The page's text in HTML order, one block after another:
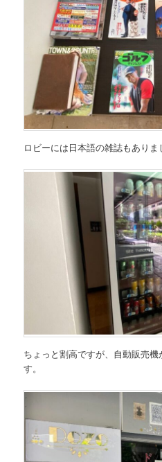
ロビーには日本語の雑誌もありま
ちょっと割高ですが、自動販売
す。